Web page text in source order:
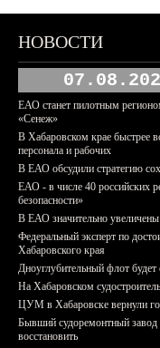
НОВОСТИ
ЕАО станет пилотным
«Сенеж»
В Хабаровском крае быстрее
персонала и рабочих
В ЕАО обсудили стратегию
ЕАО - в числе 40 российских
безопасности»
В ЕАО значительно
Федеральный эксперт по
Хабаровского края
Дноуглубительный флот
На Хабаровском
ЦУМ в Хабаровске вернули
Бывший судоремонтный завод
восстановить